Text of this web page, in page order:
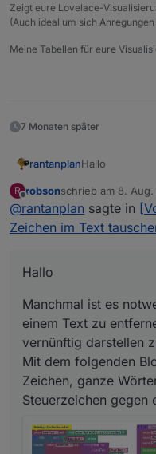
Zeigt eure Lovelace-
(Auch ideal um sich
Meine Tabellen für eure
7 Monaten später
rantanplanHallo
Manchmal ist
einem Text zu
vernünftig
Der von@
Hier der
R
Offline
robsonschrieb am 8. Aug.
zuletzt editiert von
@rantanplan sagte in
Zeichen im Text
Hallo
Manchmal ist es
einem Text zu
vernünftig darstellen
Mit dem folgenden
Zeichen, ganze
Steuerzeichen gegen